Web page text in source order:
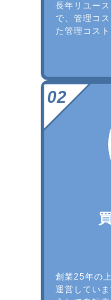
長年リユー
で、管理コ
た管理コス
創業25年の
運営してい